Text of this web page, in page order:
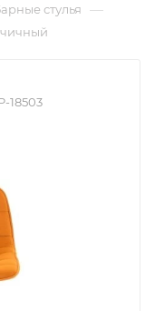
стулья —
18503